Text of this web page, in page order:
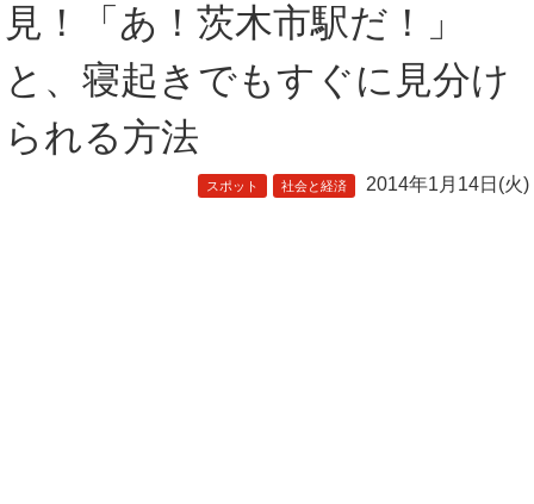
見！「あ！茨木市駅だ！」
と、寝起きでもすぐに見分け
られる方法
スポット 社会と経済 2014年1月14日(火)